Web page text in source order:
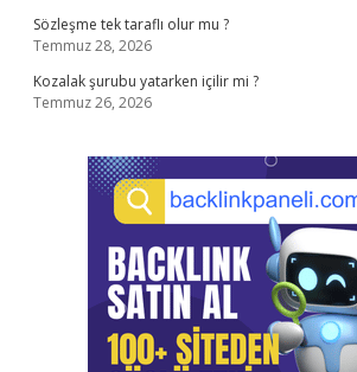
Sözleşme tek taraflı olur mu ?
Temmuz 28, 2026
Kozalak şurubu yatarken içilir mi ?
Temmuz 26, 2026